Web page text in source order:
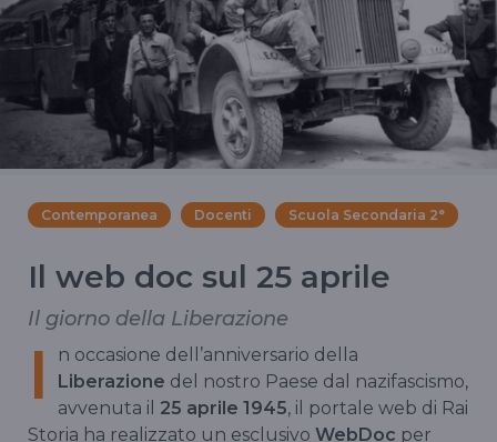
Contemporanea Docenti Scuola Secondaria 2°
Il web doc sul 25 aprile
Il giorno della Liberazione
I
n occasione dell’anniversario della
Liberazione del nostro Paese dal nazifascismo,
avvenuta il 25 aprile 1945, il portale web di Rai
Storia ha realizzato un esclusivo WebDoc per